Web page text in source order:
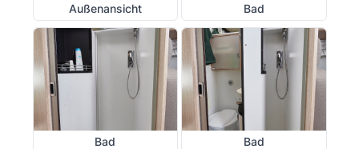
Außenansicht Bad
Bad Bad